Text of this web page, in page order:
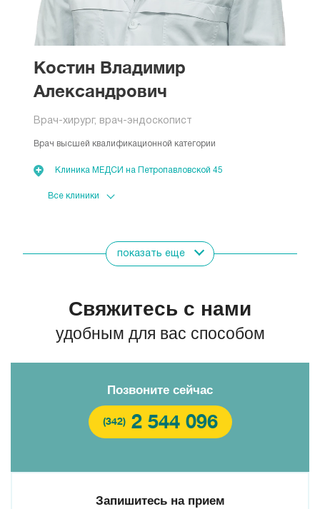
Костин Владимир
Александрович
Врач-хирург, врач-эндоскопист
Врач высшей квалификационной категории
Клиника МЕДСИ на Петропавловской 45
Клиника МЕДСИ на Газеты «Звезда»
Показать всех врачей
показать еще
Свяжитесь с нами
удобным для вас способом
Позвоните сейчас
(342) 2 544 096
Запишитесь на прием